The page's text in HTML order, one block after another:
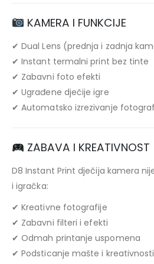
KAMERA I FUNKCIJE
✔ Dual Lens (prednja i zadnja
✔ Instant termalni print bez tinte
✔ Zabavni foto efekti
✔ Ugrađene dječije igre
✔ Automatsko izrezivanje
ZABAVA I KREATIVNOST
D8 Instant Print dječija kamera
i igračka:
✔ Kreativne fotografije
✔ Zabavni filteri i efekti
✔ Odmah printanje uspomena
✔ Podsticanje mašte i kreativnosti